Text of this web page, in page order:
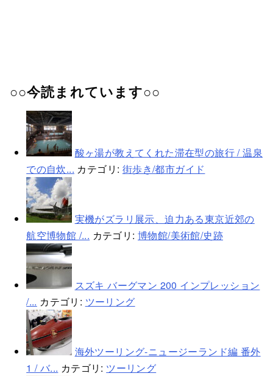
○○今読まれています○○
酸ヶ湯が教えてくれた滞在型の旅行 / 温泉
での自炊... カテゴリ: 街歩き/都市ガイド
実機がズラリ展示、迫力ある東京近郊の
航空博物館 /... カテゴリ: 博物館/美術館/史跡
スズキ バーグマン 200 インプレッション
/... カテゴリ: ツーリング
海外ツーリング-ニュージーランド編 番外
1 / バ... カテゴリ: ツーリング